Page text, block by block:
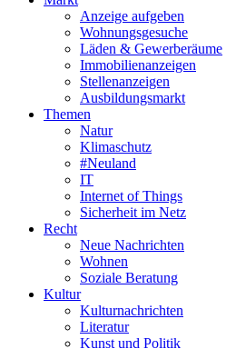
Anzeige aufgeben
Wohnungsgesuche
Läden & Gewerberäume
Immobilienanzeigen
Stellenanzeigen
Ausbildungsmarkt
Themen
Natur
Klimaschutz
#Neuland
IT
Internet of Things
Sicherheit im Netz
Recht
Neue Nachrichten
Wohnen
Soziale Beratung
Kultur
Kulturnachrichten
Literatur
Kunst und Politik